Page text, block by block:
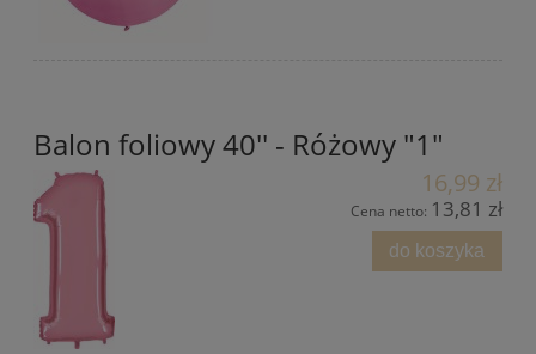
Balon foliowy 40'' - Różowy "1"
16,99 zł
Cena netto: 13,81 zł
do koszyka